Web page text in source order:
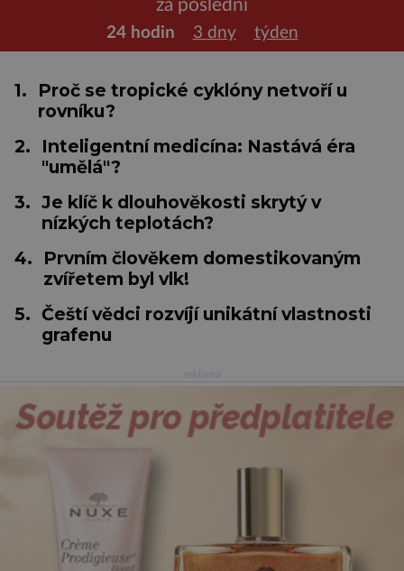
za poslední
24 hodin 3 dny týden
1.
Proč se tropické cyklóny netvoří u
rovníku?
2.
Inteligentní medicína: Nastává éra
"umělá"?
3. Je klíč k dlouhověkosti skrytý v
nízkých teplotách?
4.
Prvním člověkem domestikovaným
zvířetem byl vlk!
5. Čeští vědci rozvíjí unikátní vlastnosti
grafenu